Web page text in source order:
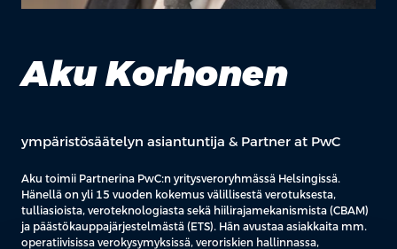
Aku Korhonen
ympäristösäätelyn asiantuntija & Partner at PwC
Aku toimii Partnerina PwC:n yritysveroryhmässä Helsingissä.
Hänellä on yli 15 vuoden kokemus välillisestä verotuksesta,
tulliasioista, veroteknologiasta sekä hiilirajamekanismista (CBAM)
ja päästökauppajärjestelmästä (ETS). Hän avustaa asiakkaita mm.
operatiivisissa verokysymyksissä, veroriskien hallinnassa,